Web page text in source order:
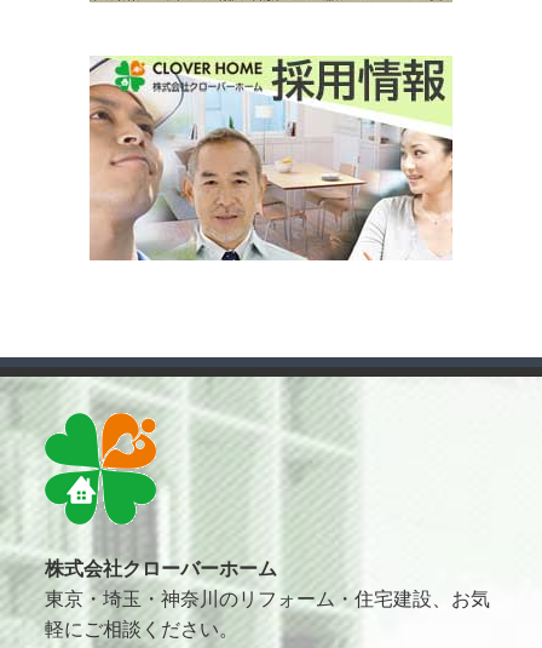
株式会社クローバーホーム
東京・埼玉・神奈川のリフォーム・住宅建設、お気
軽にご相談ください。